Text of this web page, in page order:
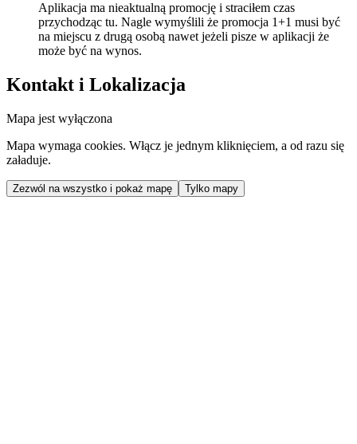
Aplikacja ma nieaktualną promocję i straciłem czas
przychodząc tu. Nagle wymyślili że promocja 1+1 musi być
na miejscu z drugą osobą nawet jeżeli pisze w aplikacji że
może być na wynos.
Kontakt i Lokalizacja
Mapa jest wyłączona
Mapa wymaga cookies. Włącz je jednym kliknięciem, a od razu się
załaduje.
Zezwól na wszystko i pokaż mapę Tylko mapy